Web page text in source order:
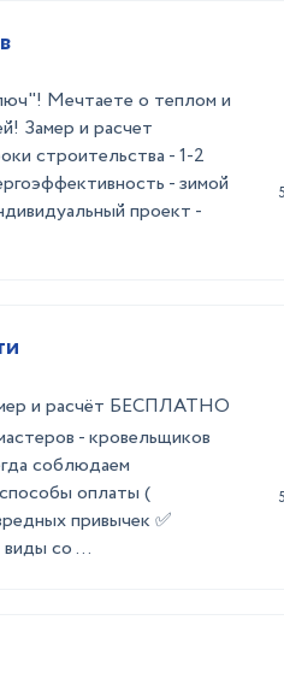
Мечтаете о теплом и
Замер и расчет
строительства - 1-2
- зимой
проект -
и расчёт БЕСПЛАТНО
- кровельщиков
соблюдаем
оплаты (
привычек ✅
со ...